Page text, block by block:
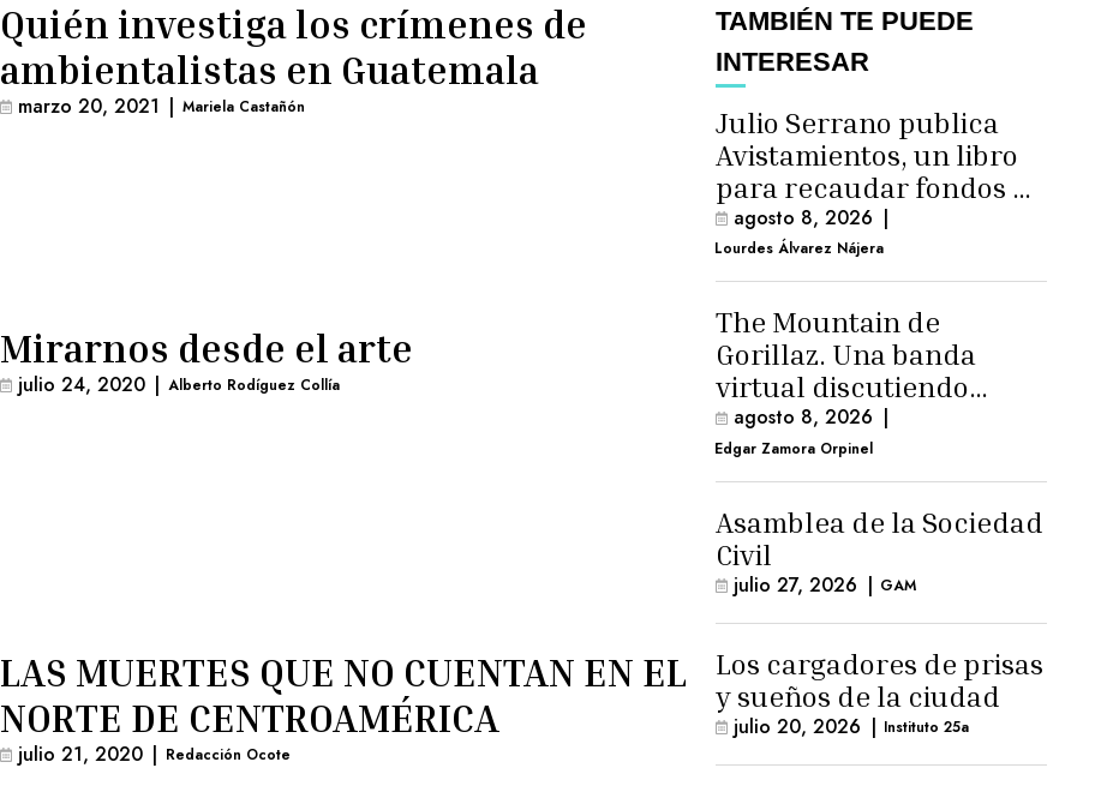
Quién investiga los crímenes de
ambientalistas en Guatemala
marzo 20, 2021 | Mariela Castañón
Mirarnos desde el arte
julio 24, 2020 | Alberto Rodíguez Collía
LAS MUERTES QUE NO CUENTAN EN EL
NORTE DE CENTROAMÉRICA
julio 21, 2020 | Redacción Ocote
TAMBIÉN TE PUEDE
INTERESAR
Julio Serrano publica
Avistamientos, un libro
para recaudar fondos de
cirugía
agosto 8, 2026 |
Lourdes Álvarez Nájera
The Mountain de
Gorillaz. Una banda
virtual discutiendo
cosas humanas
agosto 8, 2026 |
Edgar Zamora Orpinel
Asamblea de la Sociedad
Civil
julio 27, 2026 | GAM
Los cargadores de prisas
y sueños de la ciudad
julio 20, 2026 | Instituto 25a